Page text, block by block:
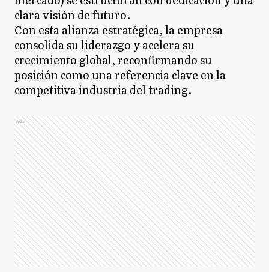
clara visión de futuro.
Con esta alianza estratégica, la empresa
consolida su liderazgo y acelera su
crecimiento global, reconfirmando su
posición como una referencia clave en la
competitiva industria del trading.
Ads